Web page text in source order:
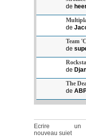
de
de
Team
de
de
The
de
Ecrire un
nouveau sujet